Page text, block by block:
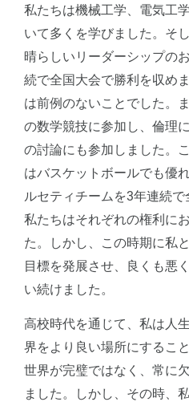
私たちは機械工学、電気工
いて多くを学びました。そ
晴らしいリーダーシップの
続で全国大会で勝利を収め
は前例のないことでした。
の数学競技に参加し、倫理
の討論にも参加しました。
はバスケットボールでも優
ルセティチームを3年連続で
私たちはそれぞれの権利に
た。しかし、この時期に私
目標を発展させ、良くも悪
い続けました。
高校時代を通じて、私は人
界をより良い場所にするこ
世界が完璧ではなく、常に
ました。しかし、その時、